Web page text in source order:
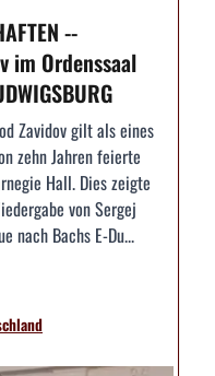
--
im Ordenssaal
Zavidov gilt als eines
zehn Jahren feierte
Hall. Dies zeigte
von Sergej
nach Bachs E-Du...